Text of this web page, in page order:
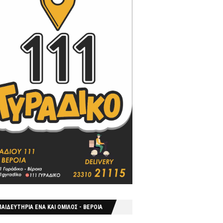
ΕΝΑ ΚΑΙ ΟΜΙΛΟΣ - ΒΕΡΟΙΑ